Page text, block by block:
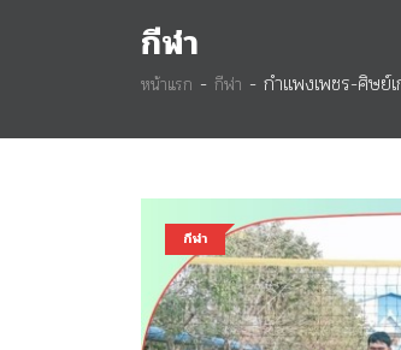
กีฬา
หน้าแรก - กีฬา - กำแพงเพชร-ศิษย์
กีฬา